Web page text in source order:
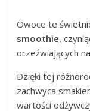
Owoce te
smoothie,
orzeźwiających
Dzięki tej
zachwyca
wartości